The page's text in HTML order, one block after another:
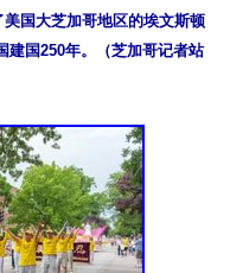
国大芝加哥地区的埃文斯顿
国250年。（芝加哥记者站